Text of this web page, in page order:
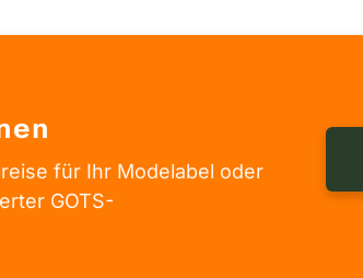
für Ihr Modelabel oder
GOTS-